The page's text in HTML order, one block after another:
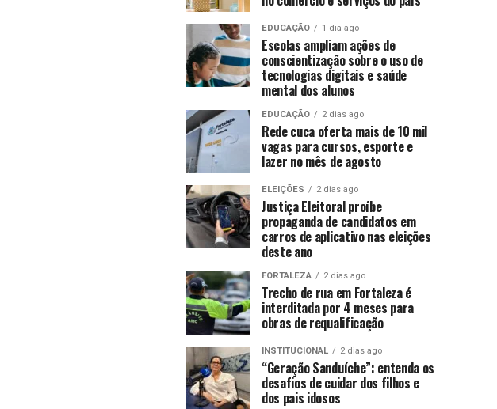
EDUCAÇÃO 1 dia ago
Escolas ampliam ações de
conscientização sobre o uso de
tecnologias digitais e saúde
mental dos alunos
EDUCAÇÃO 2 dias ago
Rede cuca oferta mais de 10 mil
vagas para cursos, esporte e
lazer no mês de agosto
ELEIÇÕES 2 dias ago
Justiça Eleitoral proíbe
propaganda de candidatos em
carros de aplicativo nas eleições
deste ano
FORTALEZA 2 dias ago
Trecho de rua em Fortaleza é
interditada por 4 meses para
obras de requalificação
INSTITUCIONAL 2 dias ago
“Geração Sanduíche”: entenda os
desafios de cuidar dos filhos e
dos pais idosos